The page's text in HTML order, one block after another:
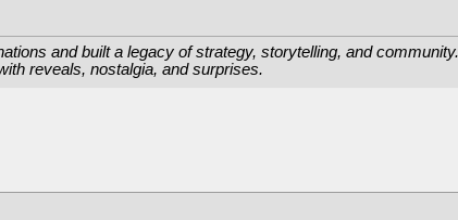
and built a legacy of strategy, storytelling, and
reveals, nostalgia, and surprises.